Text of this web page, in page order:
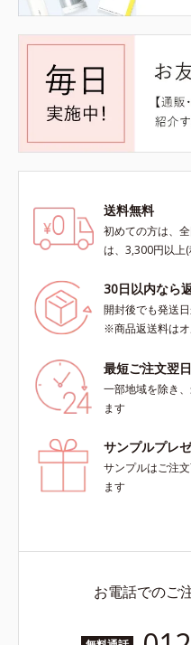
送料無料
初めての方は、
は、3,300円以上
30日以内なら
開封後でも発送
※商品返送料は
最短ご注文翌
一部地域を除き
ます
サンプルプレ
サンプルはご注
ます
お電話でのご